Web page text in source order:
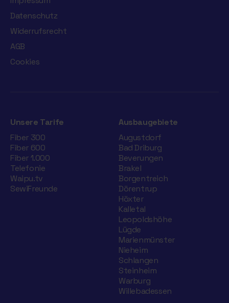
Datenschutz
Widerrufsrecht
AGB
Cookies
Unsere Tarife
Fiber 300
Fiber 600
Fiber 1.000
Telefonie
Waipu.tv
SewiFreunde
Ausbaugebiete
Augustdorf
Bad Driburg
Beverungen
Brakel
Borgentreich
Dörentrup
Höxter
Kalletal
Leopoldshöhe
Lügde
Marienmünster
Nieheim
Schlangen
Steinheim
Warburg
Willebadessen